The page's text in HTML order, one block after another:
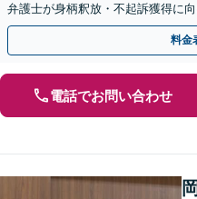
弁護士が身柄釈放・不起訴獲得に
月100名以上の相談実績】【全国対
料金
電話でお問い合わせ